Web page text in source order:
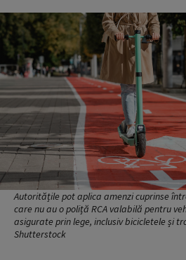
Autoritățile pot aplica amenzi cuprinse
care nu au o poliță RCA valabilă pentru
asigurate prin lege, inclusiv bicicletele și
Shutterstock